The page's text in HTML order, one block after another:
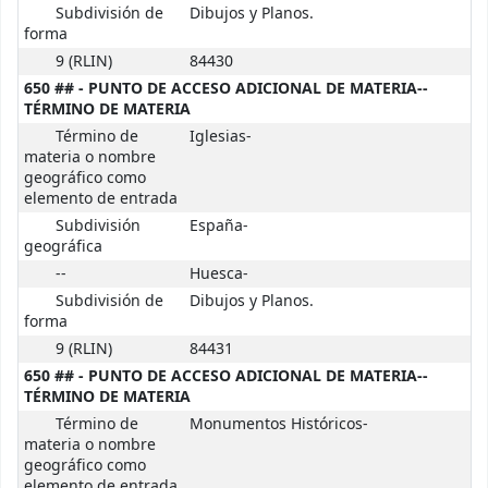
Subdivisión de
forma
Dibujos y Planos.
9 (RLIN)
84430
650 ## - PUNTO DE ACCESO ADICIONAL DE MATERIA--
TÉRMINO DE MATERIA
Término de
materia o nombre
geográfico como
elemento de entrada
Iglesias-
Subdivisión
geográfica
España-
--
Huesca-
Subdivisión de
forma
Dibujos y Planos.
9 (RLIN)
84431
650 ## - PUNTO DE ACCESO ADICIONAL DE MATERIA--
TÉRMINO DE MATERIA
Término de
materia o nombre
geográfico como
Monumentos Históricos-